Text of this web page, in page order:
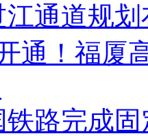
通道规
通！福厦
路完成